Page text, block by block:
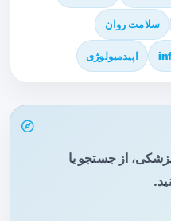
سلامت روان
اپیدمیولوژی
از جستجو یا